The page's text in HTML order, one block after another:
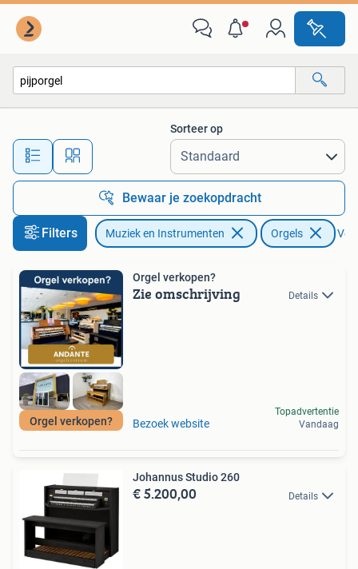
Alle afstanden…
Sorteer op
Bewaar je zoekopdracht
Filters Muziek en Instrumenten Orgels
Orgel verkopen?
Orgel verkopen?
Zie omschrijving Details
Bezoek website
Topadvertentie
Vandaag
Johannus Studio 260
€ 5.200,00 Details